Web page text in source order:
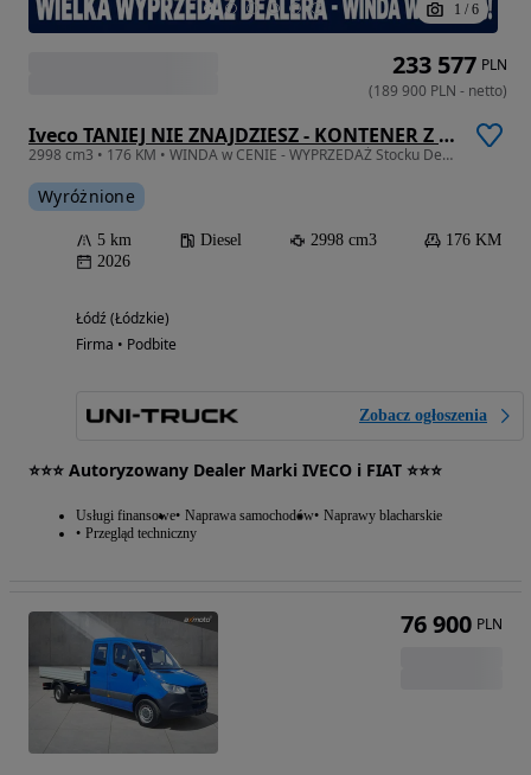
1 / 6
Iveco TANIEJ NIE ZNAJDZIESZ - KONTENER Z WINDĄ - Iveco 35s18h
2998 cm3 • 176 KM • WINDA w CENIE - WYPRZEDAŻ Stocku Dealera - Daily 35s18h
Wyróżnione
5 km Diesel 2998 cm3
176 KM
2026
Łódź (Łódzkie)
Firma • Podbite
Zobacz ogłoszenia
⭐⭐⭐ Autoryzowany Dealer Marki IVECO i FIAT ⭐⭐⭐
Usługi finansowe Naprawa samochodów Naprawy blacharskie
Przegląd techniczny
233 577 PLN
(189 900 PLN - netto)
76 900 PLN